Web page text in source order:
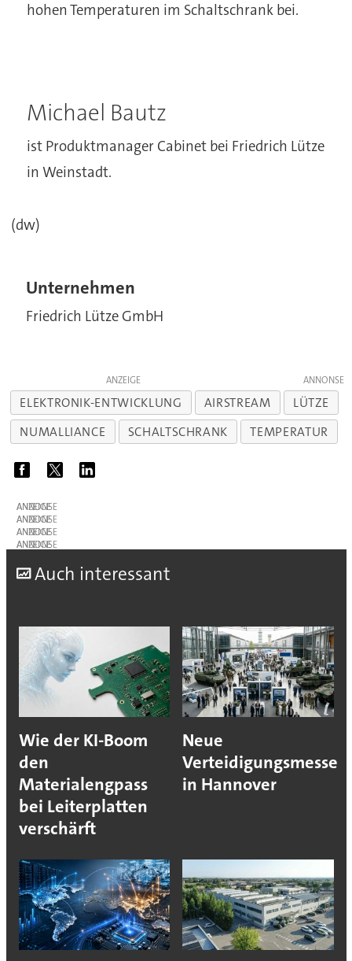
hohen Temperaturen im Schaltschrank bei.
Michael Bautz
ist Produktmanager Cabinet bei Friedrich Lütze
in Weinstadt.
(dw)
Unternehmen
Friedrich Lütze GmbH
ANZEIGE
ELEKTRONIK-ENTWICKLUNG AIRSTREAM
LÜTZE
NUMALLIANCE
SCHALTSCHRANK TEMPERATUR
ANZEIGE
ANZEIGE
ANZEIGE
ANZEIGE
Auch interessant
Wie der KI-Boom
den
Materialengpass
bei Leiterplatten
verschärft
Neue
Verteidigungsmesse
in Hannover